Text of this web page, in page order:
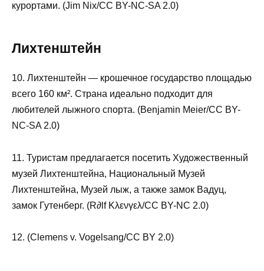
курортами. (Jim Nix/CC BY-NC-SA 2.0)
Лихтенштейн
10. Лихтенштейн — крошечное государство площадью
всего 160 км². Страна идеально подходит для
любителей лыжного спорта. (Benjamin Meier/CC BY-
NC-SA 2.0)
11. Туристам предлагается посетить Художественный
музей Лихтенштейна, Национальный Музей
Лихтенштейна, Музей лыж, а также замок Вадуц,
замок Гутенберг. (R∂lf Κλενγελ/CC BY-NC 2.0)
12. (Clemens v. Vogelsang/CC BY 2.0)